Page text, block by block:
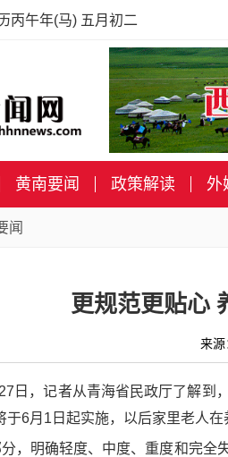
丙午年(马) 五月初二
黄南要闻 政策解读 外
闻
更规范更贴心
来
日，记者从青海省民政厅了解到
于6月1日起实施，以后家里老人
分，明确轻度、中度、重度和完